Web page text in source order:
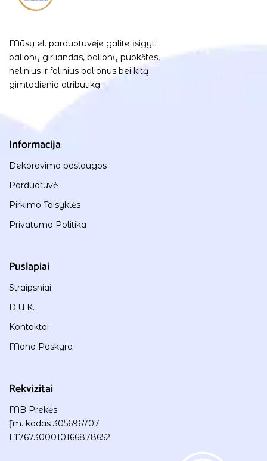
Mūsų el. parduotuvėje galite įsigyti
balionų girliandas, balionų puokštes,
helinius ir folinius balionus bei kitą
gimtadienio atributiką.
Informacija
Dekoravimo paslaugos
Parduotuvė
Pirkimo Taisyklės
Privatumo Politika
Puslapiai
Straipsniai
D.U.K.
Kontaktai
Mano Paskyra
Rekvizitai
MB Prekės
Įm. kodas 305696707
LT767300010166878652